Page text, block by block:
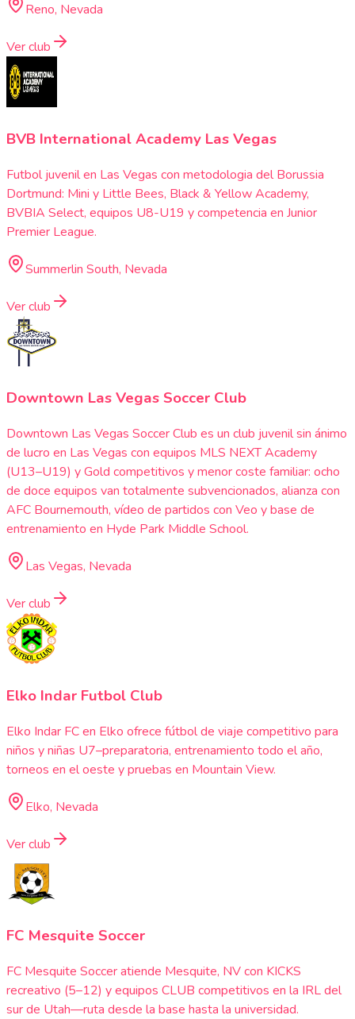
Reno, Nevada
Ver club
BVB International Academy Las Vegas
Futbol juvenil en Las Vegas con metodologia del Borussia
Dortmund: Mini y Little Bees, Black & Yellow Academy,
BVBIA Select, equipos U8-U19 y competencia en Junior
Premier League.
Summerlin South, Nevada
Ver club
Downtown Las Vegas Soccer Club
Downtown Las Vegas Soccer Club es un club juvenil sin ánimo
de lucro en Las Vegas con equipos MLS NEXT Academy
(U13–U19) y Gold competitivos y menor coste familiar: ocho
de doce equipos van totalmente subvencionados, alianza con
AFC Bournemouth, vídeo de partidos con Veo y base de
entrenamiento en Hyde Park Middle School.
Las Vegas, Nevada
Ver club
Elko Indar Futbol Club
Elko Indar FC en Elko ofrece fútbol de viaje competitivo para
niños y niñas U7–preparatoria, entrenamiento todo el año,
torneos en el oeste y pruebas en Mountain View.
Elko, Nevada
Ver club
FC Mesquite Soccer
FC Mesquite Soccer atiende Mesquite, NV con KICKS
recreativo (5–12) y equipos CLUB competitivos en la IRL del
sur de Utah—ruta desde la base hasta la universidad.